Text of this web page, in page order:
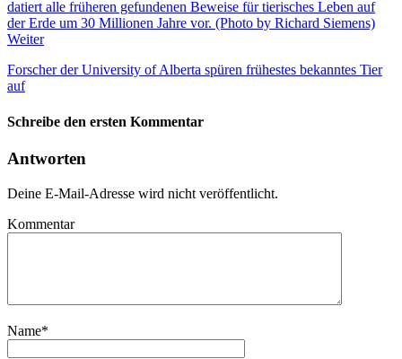
Weiter
Forscher der University of Alberta spüren frühestes bekanntes Tier
auf
Schreibe den ersten Kommentar
Antworten
Deine E-Mail-Adresse wird nicht veröffentlicht.
Kommentar
Name*